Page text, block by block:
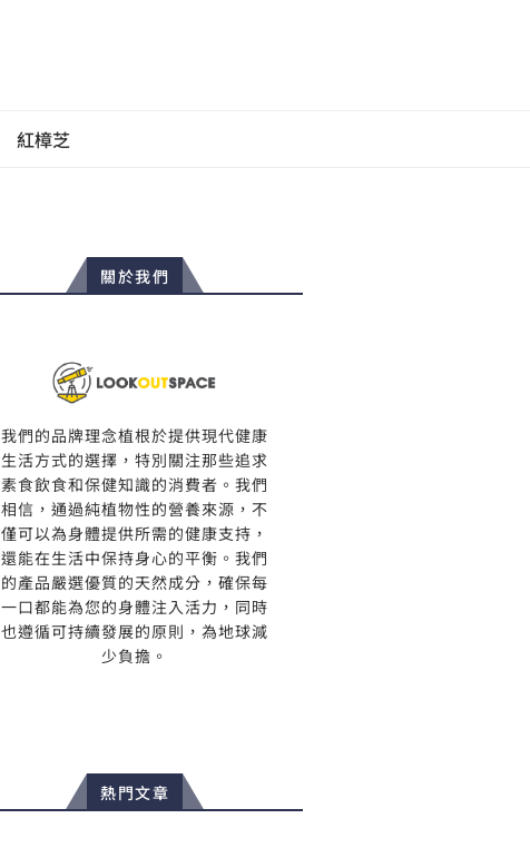
紅樟芝
關於我們
我們的品牌理念植根於提供現代健康
生活方式的選擇，特別關注那些追求
素食飲食和保健知識的消費者。我們
相信，通過純植物性的營養來源，不
僅可以為身體提供所需的健康支持，
還能在生活中保持身心的平衡。我們
的產品嚴選優質的天然成分，確保每
一口都能為您的身體注入活力，同時
也遵循可持續發展的原則，為地球減
少負擔。
熱門文章